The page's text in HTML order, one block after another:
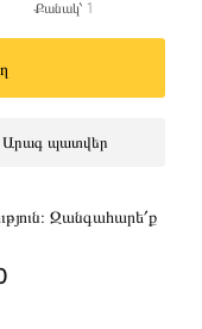
Քանակ՝ 1
Արագ պատվեր
Զանգահարե՛ք